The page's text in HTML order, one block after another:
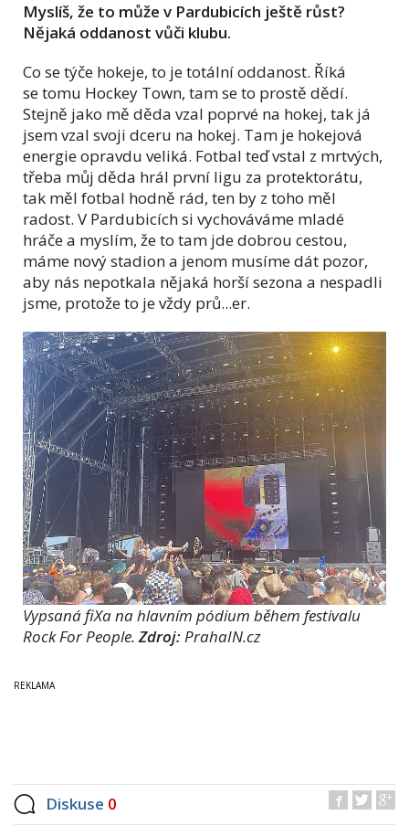
Myslíš, že to může v Pardubicích ještě růst?
Nějaká oddanost vůči klubu.
Co se týče hokeje, to je totální oddanost. Říká
se tomu Hockey Town, tam se to prostě dědí.
Stejně jako mě děda vzal poprvé na hokej, tak já
jsem vzal svoji dceru na hokej. Tam je hokejová
energie opravdu veliká. Fotbal teď vstal z mrtvých,
třeba můj děda hrál první ligu za protektorátu,
tak měl fotbal hodně rád, ten by z toho měl
radost. V Pardubicích si vychováváme mladé
hráče a myslím, že to tam jde dobrou cestou,
máme nový stadion a jenom musíme dát pozor,
aby nás nepotkala nějaká horší sezona a nespadli
jsme, protože to je vždy prů...er.
Vypsaná fiXa na hlavním pódium během festivalu
Rock For People.Zdroj: PrahaIN.cz
Diskuse 0